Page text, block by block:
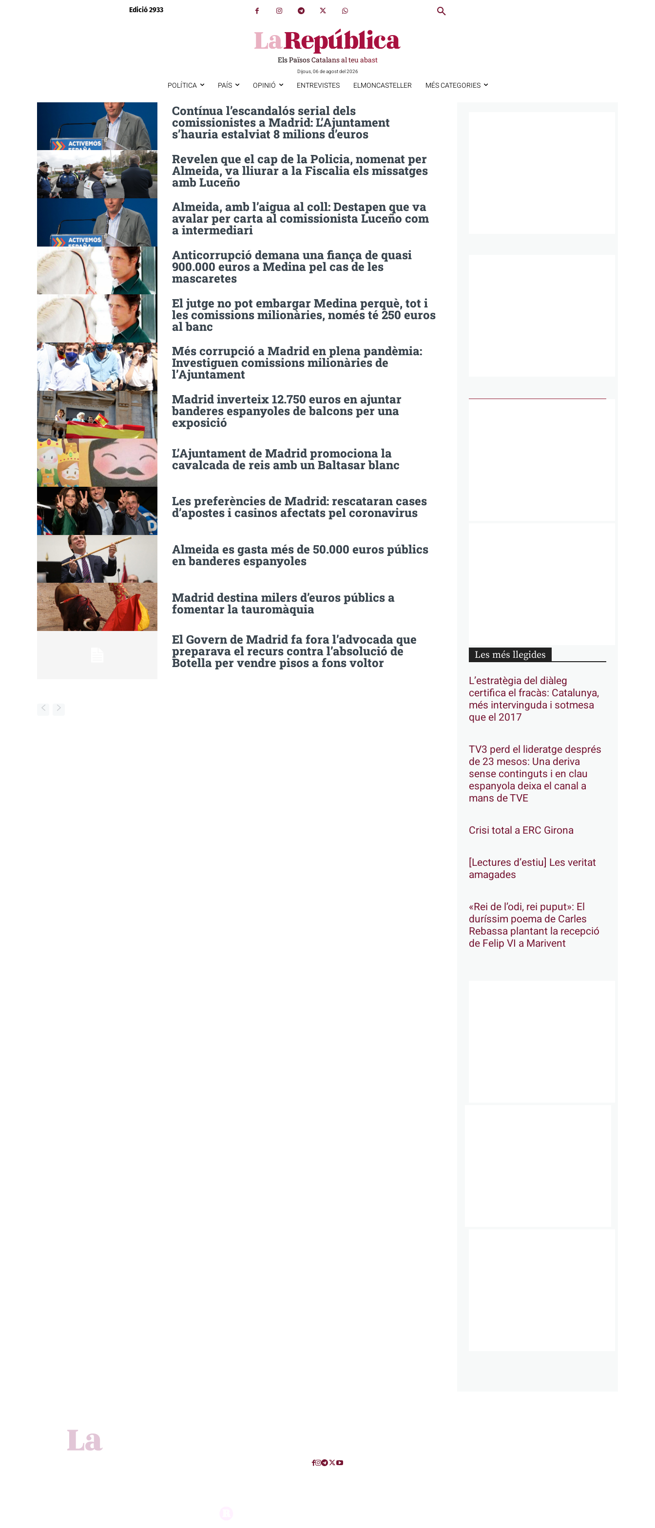
Edició 2933
Els Països Catalans al teu abast
Dijous, 06 de agost del 2026
POLÍTICA PAÍS OPINIÓ ENTREVISTES ELMONCASTELLER MÉS CATEGORIES
Contínua l’escandalós serial dels
comissionistes a Madrid: L’Ajuntament
s’hauria estalviat 8 milions d’euros
Revelen que el cap de la Policia, nomenat per
Almeida, va lliurar a la Fiscalia els missatges
amb Luceño
Almeida, amb l’aigua al coll: Destapen que va
avalar per carta al comissionista Luceño com
a intermediari
Anticorrupció demana una fiança de quasi
900.000 euros a Medina pel cas de les
mascaretes
El jutge no pot embargar Medina perquè, tot i
les comissions milionàries, només té 250 euros
al banc
Més corrupció a Madrid en plena pandèmia:
Investiguen comissions milionàries de
l’Ajuntament
Madrid inverteix 12.750 euros en ajuntar
banderes espanyoles de balcons per una
exposició
L’Ajuntament de Madrid promociona la
cavalcada de reis amb un Baltasar blanc
Les preferències de Madrid: rescataran cases
d’apostes i casinos afectats pel coronavirus
Almeida es gasta més de 50.000 euros públics
en banderes espanyoles
Madrid destina milers d’euros públics a
fomentar la tauromàquia
El Govern de Madrid fa fora l’advocada que
preparava el recurs contra l’absolució de
Botella per vendre pisos a fons voltor
Les més llegides
L’estratègia del diàleg
certifica el fracàs: Catalunya,
més intervinguda i sotmesa
que el 2017
TV3 perd el lideratge després
de 23 mesos: Una deriva
sense continguts i en clau
espanyola deixa el canal a
mans de TVE
Crisi total a ERC Girona
[Lectures d’estiu] Les veritat
amagades
«Rei de l’odi, rei puput»: El
duríssim poema de Carles
Rebassa plantant la recepció
de Felip VI a Marivent